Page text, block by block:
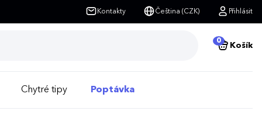
Kontakty Čeština (CZK) Přihlásit
0
Košík
Chytré tipy Poptávka